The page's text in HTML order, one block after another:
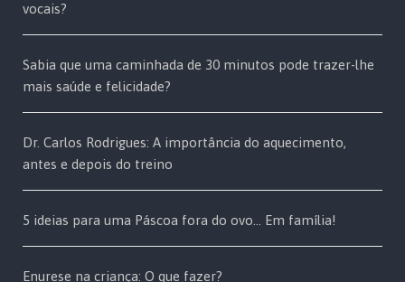
vocais?
Sabia que uma caminhada de 30 minutos pode trazer-lhe
mais saúde e felicidade?
Dr. Carlos Rodrigues: A importância do aquecimento,
antes e depois do treino
5 ideias para uma Páscoa fora do ovo… Em família!
Enurese na criança: O que fazer?